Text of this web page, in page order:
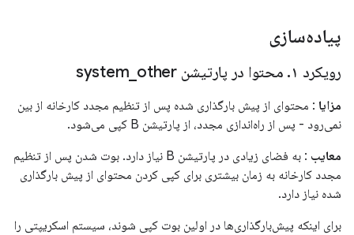
پیاده‌سازی
رویکرد ۱ . محتوا در پارتیشن systemother
مزایا : محتوای از پیش بارگذاری شده پس از تنظیم مجدد کارخانه از بین
نمی‌رود - پس از راه‌اندازی مجدد، از پارتیشن B کپی می‌شود.
معایب
: به فضای زیادی در پارتیشن B نیاز دارد. بوت شدن پس از تنظیم
مجدد کارخانه به زمان بیشتری برای کپی کردن محتوای از پیش بارگذاری
شده نیاز دارد.
برای اینکه پیش‌بارگذاری‌ها در اولین بوت کپی شوند، سیستم اسکریپتی را